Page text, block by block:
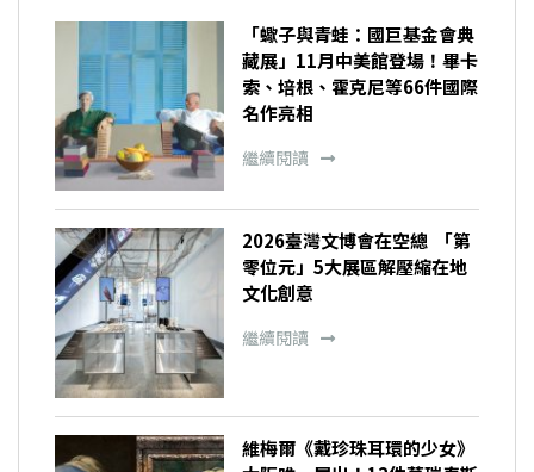
「蠍子與青蛙：國巨基金會典
藏展」11月中美館登場！畢卡
索、培根、霍克尼等66件國際
名作亮相
繼續閱讀
2026臺灣文博會在空總 「第
零位元」5大展區解壓縮在地
文化創意
繼續閱讀
維梅爾《戴珍珠耳環的少女》